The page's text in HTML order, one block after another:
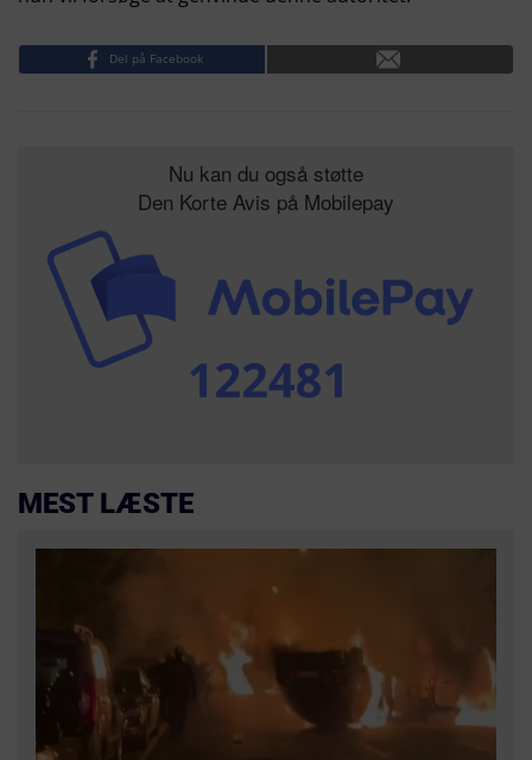
Del på Facebook
Nu kan du også støtte
Den Korte Avis på Mobilepay
MEST LÆSTE